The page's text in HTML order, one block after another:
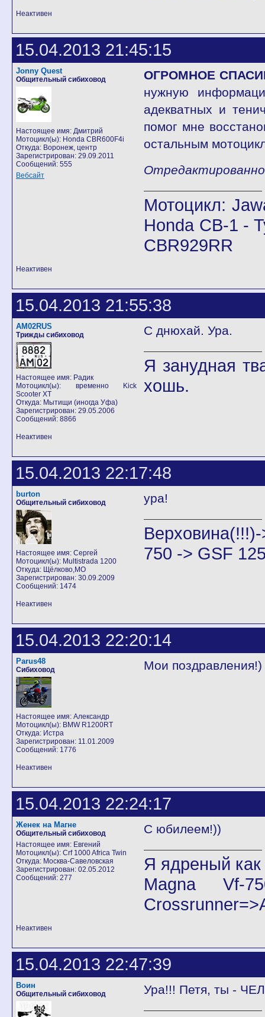
Неактивен
15.04.2013 21:45:15
Jonny Quest
Общительный сибиховод
Настоящее имя: Дмитрий
Мотоцикл(ы): Honda CBR600F4i
Откуда: Воронеж, центр
Зарегистрирован: 29.09.2011
Сообщений: 555
Вебсайт
ОГРОМНОЕ
нужную
адекватных и
помог мне
остальным
Мотоцикл:
Honda CB-1 -
CBR929RR
Неактивен
15.04.2013 21:55:38
AM02RUS
Трижды сибиховод
Настоящее имя: Радик
Мотоцикл(ы): временно Kick
Scooter XT
Откуда: Мытищи (иногда Уфа)
Зарегистрирован: 29.05.2006
Сообщений: 8866
С днюхай. Ура.
Я занудная
хошь.
Неактивен
15.04.2013 22:17:48
burton
Общительный сибиховод
Настоящее имя: Сергей
Мотоцикл(ы): Multistrada 1200
Откуда: Щёлково,МО
Зарегистрирован: 30.09.2009
Сообщений: 1474
ура!
750 -> GSF
Неактивен
15.04.2013 22:20:14
Parus48
Сибиховод
Настоящее имя: Александр
Мотоцикл(ы): BMW R1200RT
Откуда: Истра
Зарегистрирован: 11.01.2009
Сообщений: 1776
Мои поздравления!)
Неактивен
15.04.2013 22:24:17
Женек на Магне
Общительный сибиховод
Настоящее имя: Евгений
Мотоцикл(ы): Crf 1000 Africa Twin
Откуда: Москва-Савеловская
Зарегистрирован: 02.05.2012
Сообщений: 277
С юбилеем!))
Я ядреный
Magna Vf-
Неактивен
15.04.2013 22:47:39
Воин
Общительный сибиховод Ура!!! Петя, ты -